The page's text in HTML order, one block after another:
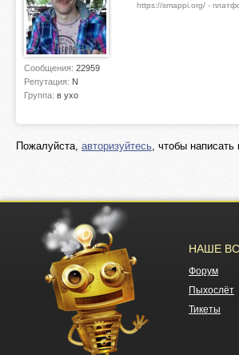
Сообщения: 22959
Репутация: N
Группа: в ухо
https://smappi.org/ -
Пожалуйста, авторизуйтесь, чтобы написать
НАШЕ
Форум
Пыхослёт
Тикеты